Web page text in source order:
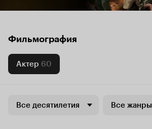
Фильмография
Актер 60
Все десятилетия Все жанры